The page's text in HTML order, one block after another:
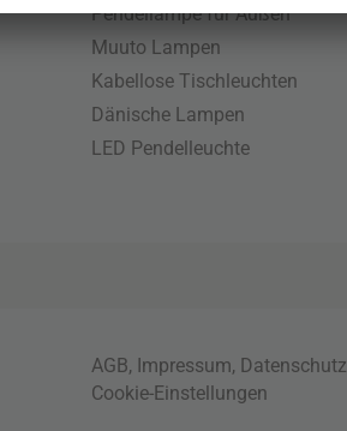
Pendellampe für Außen
Muuto Lampen
Kabellose Tischleuchten
Dänische Lampen
LED Pendelleuchte
AGB, Impressum, Datenschutz
Cookie-Einstellungen